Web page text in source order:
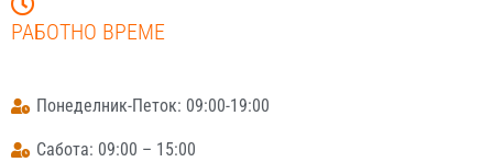
РАБОТНО ВРЕМЕ
Понеделник-Петок: 09:00-19:00
Сабота: 09:00 – 15:00